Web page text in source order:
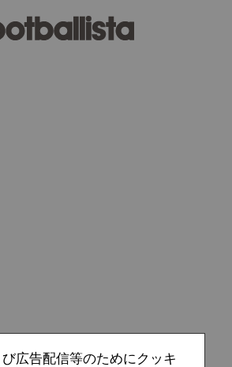
広告配信等のためにクッキ